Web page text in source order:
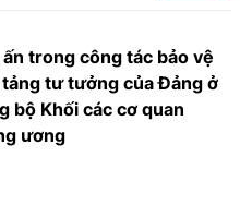
ấn trong công tác bảo vệ
tư tưởng của Đảng ở
bộ Khối các cơ quan
ương